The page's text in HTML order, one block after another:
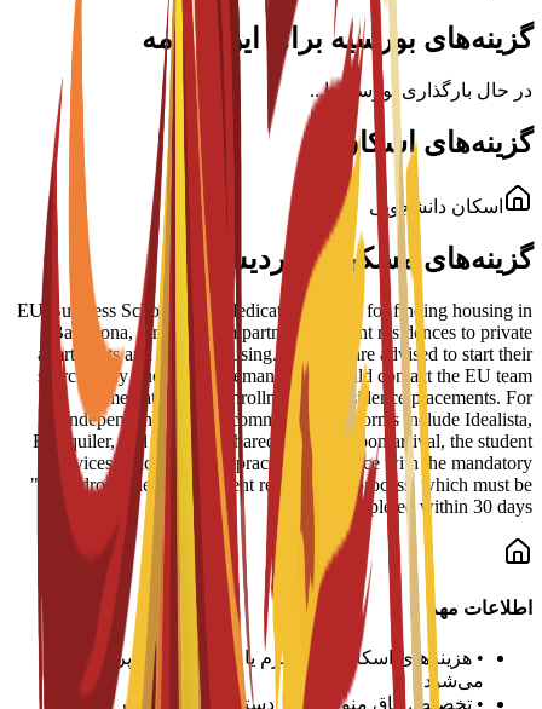
گزینه‌های بورسیه برای این برنامه
در حال بارگذاری بورسیه‌ها...
گزینه‌های اسکان
اسکان دانشجویی
گزینه‌های مسکن در پردیس
EU Business School offers dedicated support for finding housing in
Barcelona, ranging from partnered student residences to private
apartments and shared housing. Students are advised to start their
search early due to high demand and should contact the EU team
immediately after enrollment for residence placements. For
independent living, recommended platforms include Idealista,
Enalquiler, and Badi (for shared rooms). Upon arrival, the student
services office provides practical assistance with the mandatory
"empadronamiento" (resident registration) process, which must be
completed within 30 days.
اطلاعات مهم
• هزینه‌های اسکان در هر ترم یا سال تحصیلی پرداخت
می‌شود
• تخصیص اتاق منوط به در دسترس بودن است